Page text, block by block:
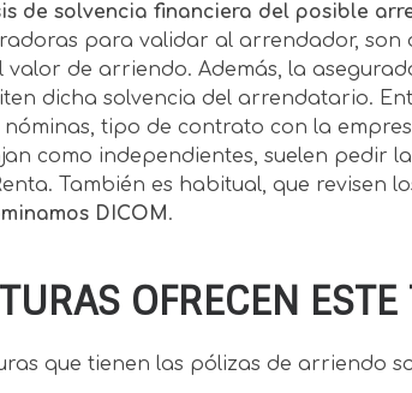
de solvencia financiera del posible
para validar al arrendador, son
valor de arriendo. Además, la
dicha solvencia del arrendatario.
tipo de contrato con la
como independientes, suelen pedir
También es habitual, que revisen
DICOM.
OFRECEN
que tienen las pólizas de arriendo